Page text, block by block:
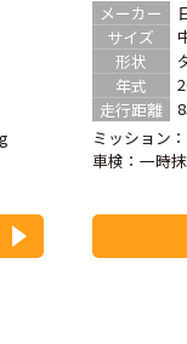
メーカー
サイズ
形状
年式
走行距離
ミッション
車検： 一時